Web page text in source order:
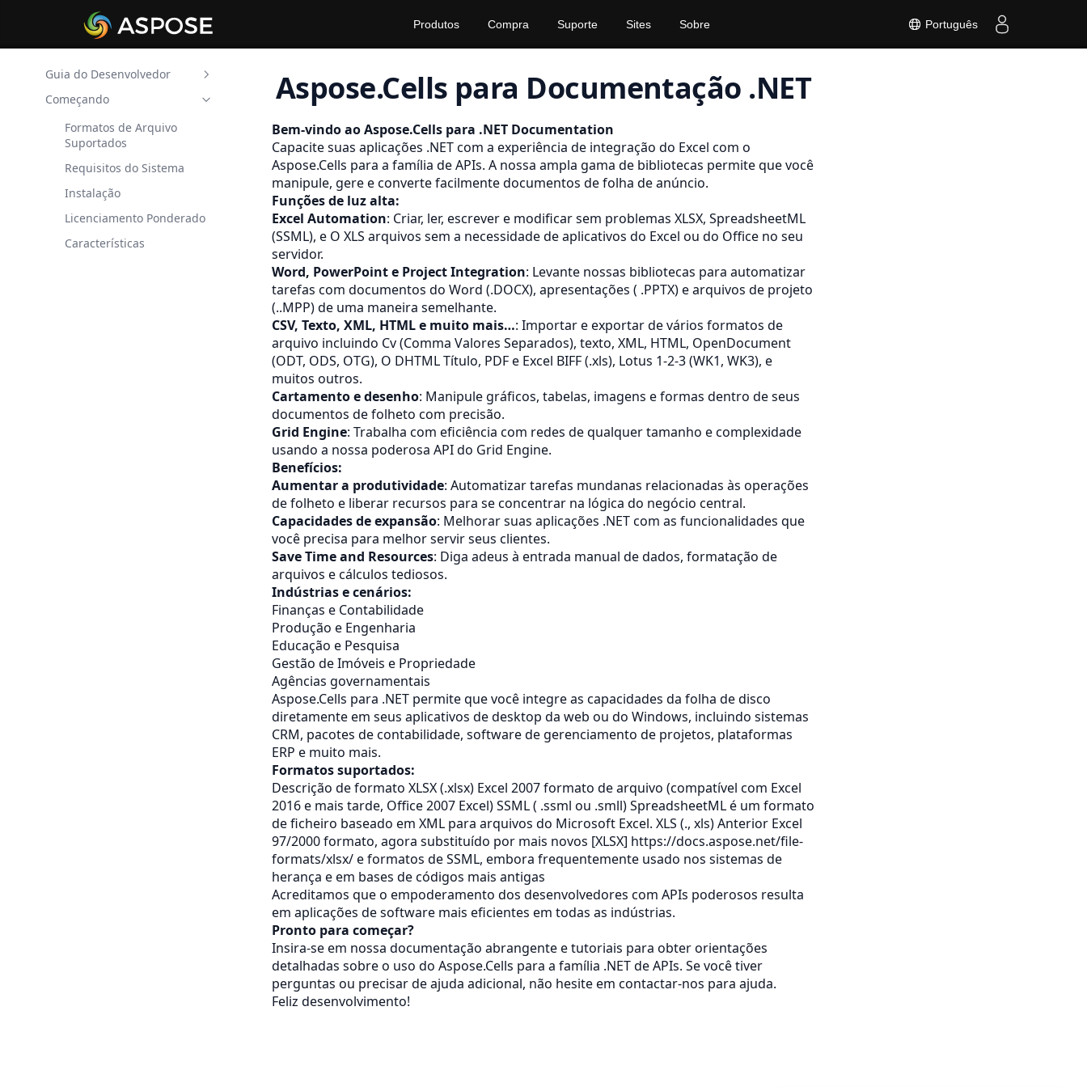
Português
Produtos Compra Suporte Sites Sobre
Guia do Desenvolvedor
Aspose.Cells Converter de
Aspose.Cells Converter de
texto para .NET
Aspose.Cells HTML
Converter para .NET
Aspose.Cells JSON
Converter para .NET
Começando
Formatos de Arquivo
Suportados
Requisitos do Sistema
Instalação
Licenciamento Ponderado
Características
Aspose.Cells para Documentação .NET
Bem-vindo ao Aspose.Cells para .NET Documentation
Capacite suas aplicações .NET com a experiência de integração do Excel com o
Aspose.Cells para a família de APIs. A nossa ampla gama de bibliotecas permite que você
manipule, gere e converte facilmente documentos de folha de anúncio.
Funções de luz alta:
Excel Automation: Criar, ler, escrever e modificar sem problemas XLSX, SpreadsheetML
(SSML), e O XLS arquivos sem a necessidade de aplicativos do Excel ou do Office no seu
servidor.
Word, PowerPoint e Project Integration: Levante nossas bibliotecas para automatizar
tarefas com documentos do Word (.DOCX), apresentações ( .PPTX) e arquivos de projeto
(..MPP) de uma maneira semelhante.
CSV, Texto, XML, HTML e muito mais…: Importar e exportar de vários formatos de
arquivo incluindo Cv(Comma Valores Separados), texto, XML, HTML, OpenDocument
(ODT, ODS, OTG), O DHTMLTítulo, PDF e Excel BIFF(.xls), Lotus 1-2-3 (WK1, WK3), e
muitos outros.
Cartamento e desenho: Manipule gráficos, tabelas, imagens e formas dentro de seus
documentos de folheto com precisão.
Grid Engine: Trabalha com eficiência com redes de qualquer tamanho e complexidade
usando a nossa poderosa API do Grid Engine.
Benefícios:
Aumentar a produtividade: Automatizar tarefas mundanas relacionadas às operações
de folheto e liberar recursos para se concentrar na lógica do negócio central.
Capacidades de expansão: Melhorar suas aplicações .NET com as funcionalidades que
você precisa para melhor servir seus clientes.
Save Time and Resources: Diga adeus à entrada manual de dados, formatação de
arquivos e cálculos tediosos.
Indústrias e cenários:
Finanças e Contabilidade
Produção e Engenharia
Educação e Pesquisa
Gestão de Imóveis e Propriedade
Agências governamentais
Aspose.Cells para .NET permite que você integre as capacidades da folha de disco
diretamente em seus aplicativos de desktop da web ou do Windows, incluindo sistemas
CRM, pacotes de contabilidade, software de gerenciamento de projetos, plataformas
ERP e muito mais.
Formatos suportados:
Descrição de formato XLSX (.xlsx) Excel 2007 formato de arquivo (compatível com Excel
2016 e mais tarde, Office 2007 Excel) SSML ( .ssml ou .smll) SpreadsheetML é um formato
de ficheiro baseado em XML para arquivos do Microsoft Excel. XLS (., xls) Anterior Excel
97/2000 formato, agora substituído por mais novos [XLSX] https://docs.aspose.net/file-
formats/xlsx/e formatos de SSML, embora frequentemente usado nos sistemas de
herança e em bases de códigos mais antigas
Acreditamos que o empoderamento dos desenvolvedores com APIs poderosos resulta
em aplicações de software mais eficientes em todas as indústrias.
Pronto para começar?
Insira-se em nossa documentação abrangente e tutoriais para obter orientações
detalhadas sobre o uso do Aspose.Cells para a família .NET de APIs. Se você tiver
perguntas ou precisar de ajuda adicional, não hesite em contactar-nos para ajuda.
Feliz desenvolvimento!